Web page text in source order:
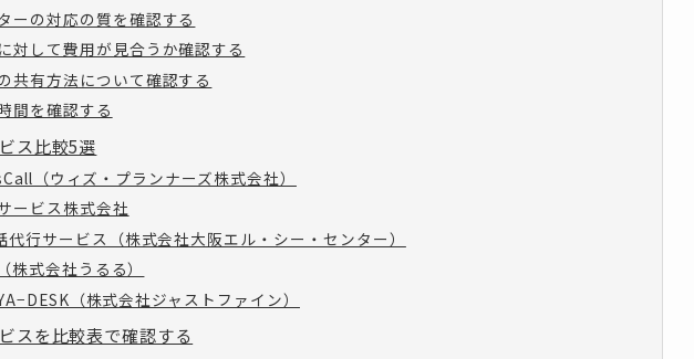
ーの対応の質を確認する
対して費用が見合うか確認する
共有方法について確認する
間を確認する
ス比較5選
（ウィズ・プランナーズ株式会社）
ービス株式会社
代行サービス（株式会社大阪エル・シー・センター）
式会社うるる）
（株式会社ジャストファイン）
スを比較表で確認する